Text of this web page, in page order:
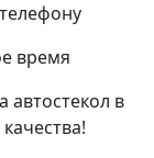
время
автостекол в